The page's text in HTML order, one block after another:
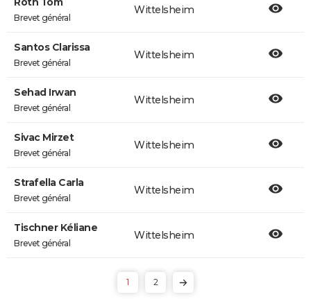
Brevet général
Wittelsheim
Santos Clarissa
Brevet général
Wittelsheim
Sehad Irwan
Brevet général
Wittelsheim
Sivac Mirzet
Brevet général
Wittelsheim
Strafella Carla
Brevet général
Wittelsheim
Tischner Kéliane
Brevet général
Wittelsheim
1 2